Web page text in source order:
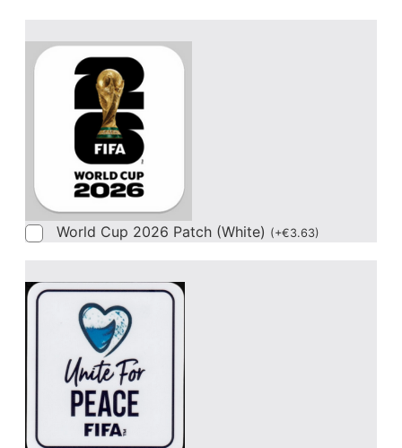
World Cup 2026 Patch (White) (+€3.63)